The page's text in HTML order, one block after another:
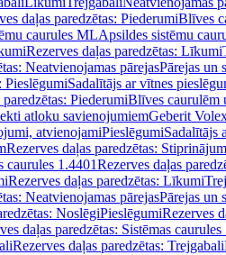
daļas paredzētas: PiederumiBlīves
caurules MLApsildes sistēmu
Rezerves daļas paredzētas: Līkumi
Neatvienojamas pārejasPārejas un
PieslēgumiSadalītājs ar vītnes
PiederumiBlīves caurulēm
atloku savienojumiemGeberit
atvienojamiPieslēgumiSadalītājs
Rezerves daļas paredzētas:
caurules 1.4401Rezerves daļas
Rezerves daļas paredzētas: Līkumi
Neatvienojamas pārejasPārejas un
NoslēgiPieslēgumiRezerves
daļas paredzētas: Sistēmas caurules
Rezerves daļas paredzētas: Trejgabali